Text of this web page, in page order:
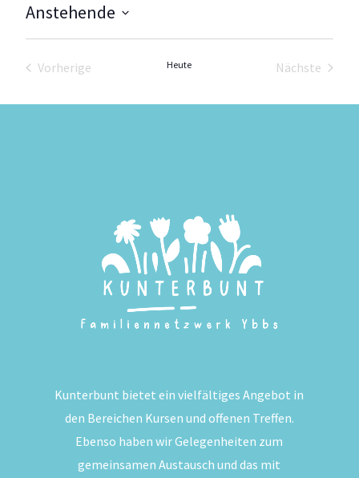
Anstehende
Datum
wählen.
Vorherige
Heute
Nächste
Kunterbunt bietet ein vielfältiges Angebot in
den Bereichen Kursen und offenen Treffen.
Ebenso haben wir Gelegenheiten zum
gemeinsamen Austausch und das mit